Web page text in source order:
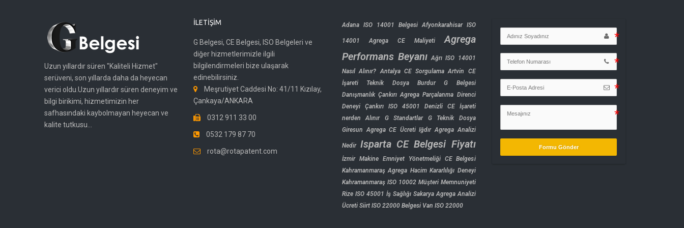
Uzun yıllardır süren "Kaliteli Hizmet"
serüveni, son yıllarda daha da heyecan
verici oldu.Uzun yıllardır süren deneyim ve
bilgi birikimi, hizmetimizin her
safhasındaki kaybolmayan heyecan ve
kalite tutkusu...
İLETIŞIM
G Belgesi, CE Belgesi, ISO Belgeleri ve
diğer hizmetlerimizle ilgili
bilgilendirmeleri bize ulaşarak
edinebilirsiniz.
Meşrutiyet Caddesi No: 41/11 Kızılay,
Çankaya/ANKARA
0312 911 33 00
0532 179 87 70
rota@rotapatent.com
Adana ISO 14001 Belgesi Afyonkarahisar ISO
14001 Agrega CE Maliyeti
Agrega
Performans Beyanı Ağrı ISO 14001
Nasıl Alınır? Antalya CE Sorgulama Artvin CE
İşareti Teknik Dosya
Burdur G Belgesi
Danışmanlık Çankırı Agrega Parçalanma Direnci
Deneyi
Çankırı ISO 45001
Denizli CE İşareti
nerden Alınır
G Standartlar
G Teknik Dosya
Giresun Agrega CE Ücreti Iğdır Agrega Analizi
Nedir Isparta CE Belgesi Fiyatı
İzmir Makine Emniyet Yönetmeliği CE Belgesi
Kahramanmaraş Agrega Hacim Kararlılığı Deneyi
Kahramanmaraş ISO 10002 Müşteri Memnuniyeti
Rize ISO 45001 İş Sağlığı Sakarya Agrega Analizi
Ücreti Siirt ISO 22000 Belgesi Van ISO 22000
Formu Gönder